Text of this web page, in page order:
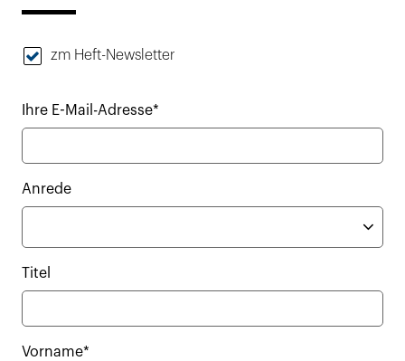
zm Heft-Newsletter
Ihre E-Mail-Adresse*
Anrede
Titel
Vorname*